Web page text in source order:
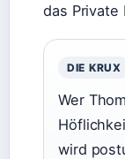
das Private
DIE KRUX
Wer
wird